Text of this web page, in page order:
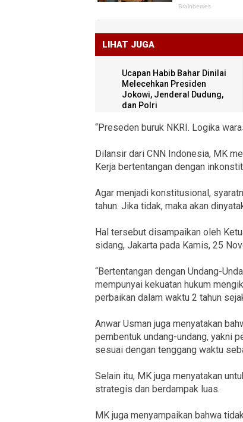
LIHAT JUGA
Ucapan Habib Bahar Dinilai
Melecehkan Presiden
Jokowi, Jenderal Dudung,
dan Polri
“Preseden buruk NKRI. Logika
Dilansir dari CNN Indonesia, MK
Kerja bertentangan dengan
Agar menjadi konstitusional,
tahun. Jika tidak, maka akan
Hal tersebut disampaikan oleh
sidang, Jakarta pada Kamis, 25
“Bertentangan dengan Undang-
mempunyai kekuatan hukum
perbaikan dalam waktu 2 tahun
Anwar Usman juga menyatakan
pembentuk undang-undang, yakni
sesuai dengan tenggang waktu
Selain itu, MK juga menyatakan
strategis dan berdampak luas.
MK juga menyampaikan bahwa